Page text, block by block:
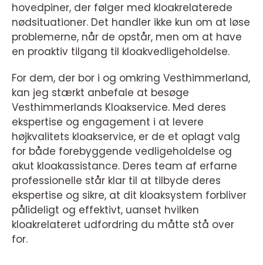
hovedpiner, der følger med kloakrelaterede
nødsituationer. Det handler ikke kun om at løse
problemerne, når de opstår, men om at have
en proaktiv tilgang til kloakvedligeholdelse.
For dem, der bor i og omkring Vesthimmerland,
kan jeg stærkt anbefale at besøge
Vesthimmerlands Kloakservice. Med deres
ekspertise og engagement i at levere
højkvalitets kloakservice, er de et oplagt valg
for både forebyggende vedligeholdelse og
akut kloakassistance. Deres team af erfarne
professionelle står klar til at tilbyde deres
ekspertise og sikre, at dit kloaksystem forbliver
pålideligt og effektivt, uanset hvilken
kloakrelateret udfordring du måtte stå over
for.